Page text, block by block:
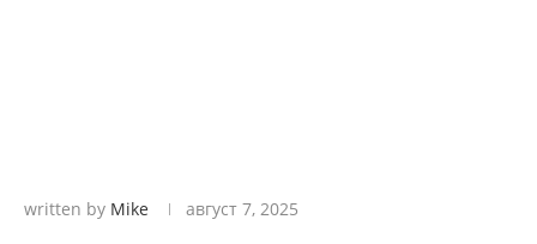
written by Mike август 7, 2025